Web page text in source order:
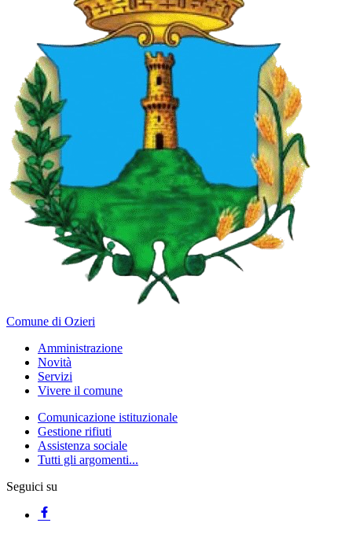
Comune di Ozieri
Amministrazione
Novità
Servizi
Vivere il comune
Comunicazione istituzionale
Gestione rifiuti
Assistenza sociale
Tutti gli argomenti...
Seguici su